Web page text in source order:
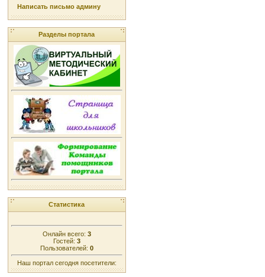
Написать письмо админу
Разделы портала
Статистика
Онлайн всего: 3
Гостей: 3
Пользователей: 0
Наш портал сегодня посетители: